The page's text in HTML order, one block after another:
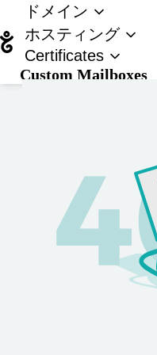
ドメイン
ホスティング
Certificates
Custom Mailboxes